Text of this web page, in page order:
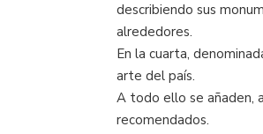
describiendo sus
alrededores.
En la cuarta,
arte del país.
A todo ello se añaden,
recomendados.